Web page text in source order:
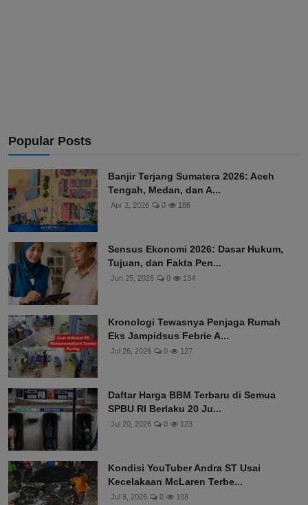
Popular Posts
Banjir Terjang Sumatera 2026: Aceh
Tengah, Medan, dan A...
Apr 2, 2026 0 186
Sensus Ekonomi 2026: Dasar Hukum,
Tujuan, dan Fakta Pen...
Jun 25, 2026 0 134
Kronologi Tewasnya Penjaga Rumah
Eks Jampidsus Febrie A...
Jul 26, 2026 0 127
Daftar Harga BBM Terbaru di Semua
SPBU RI Berlaku 20 Ju...
Jul 20, 2026 0 123
Kondisi YouTuber Andra ST Usai
Kecelakaan McLaren Terbe...
Jul 8, 2026 0 108